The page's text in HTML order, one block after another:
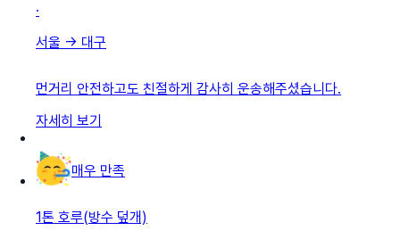
·
서울 → 대구
먼거리 안전하고도 친절하게 감사히 운송해주셨습니다.
자세히 보기
매우 만족
1톤 호루(방수 덮개)